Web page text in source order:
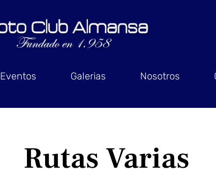
Eventos Galerias Nosotros
Rutas Varias